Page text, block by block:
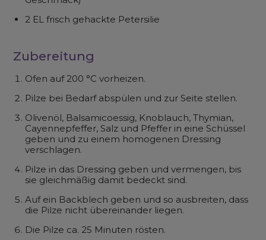
2 EL frisch gehackte Petersilie
Zubereitung
Ofen auf 200 °C vorheizen.
Pilze bei Bedarf abspülen und zur Seite stellen.
Olivenöl, Balsamicoessig, Knoblauch, Thymian,
Cayennepfeffer, Salz und Pfeffer in eine Schüssel
geben und zu einem homogenen Dressing
verschlagen.
Pilze in das Dressing geben und vermengen, bis
sie gleichmäßig damit bedeckt sind.
Auf ein Backblech geben und so ausbreiten, dass
die Pilze nicht übereinander liegen.
Die Pilze ca. 25 Minuten rösten.